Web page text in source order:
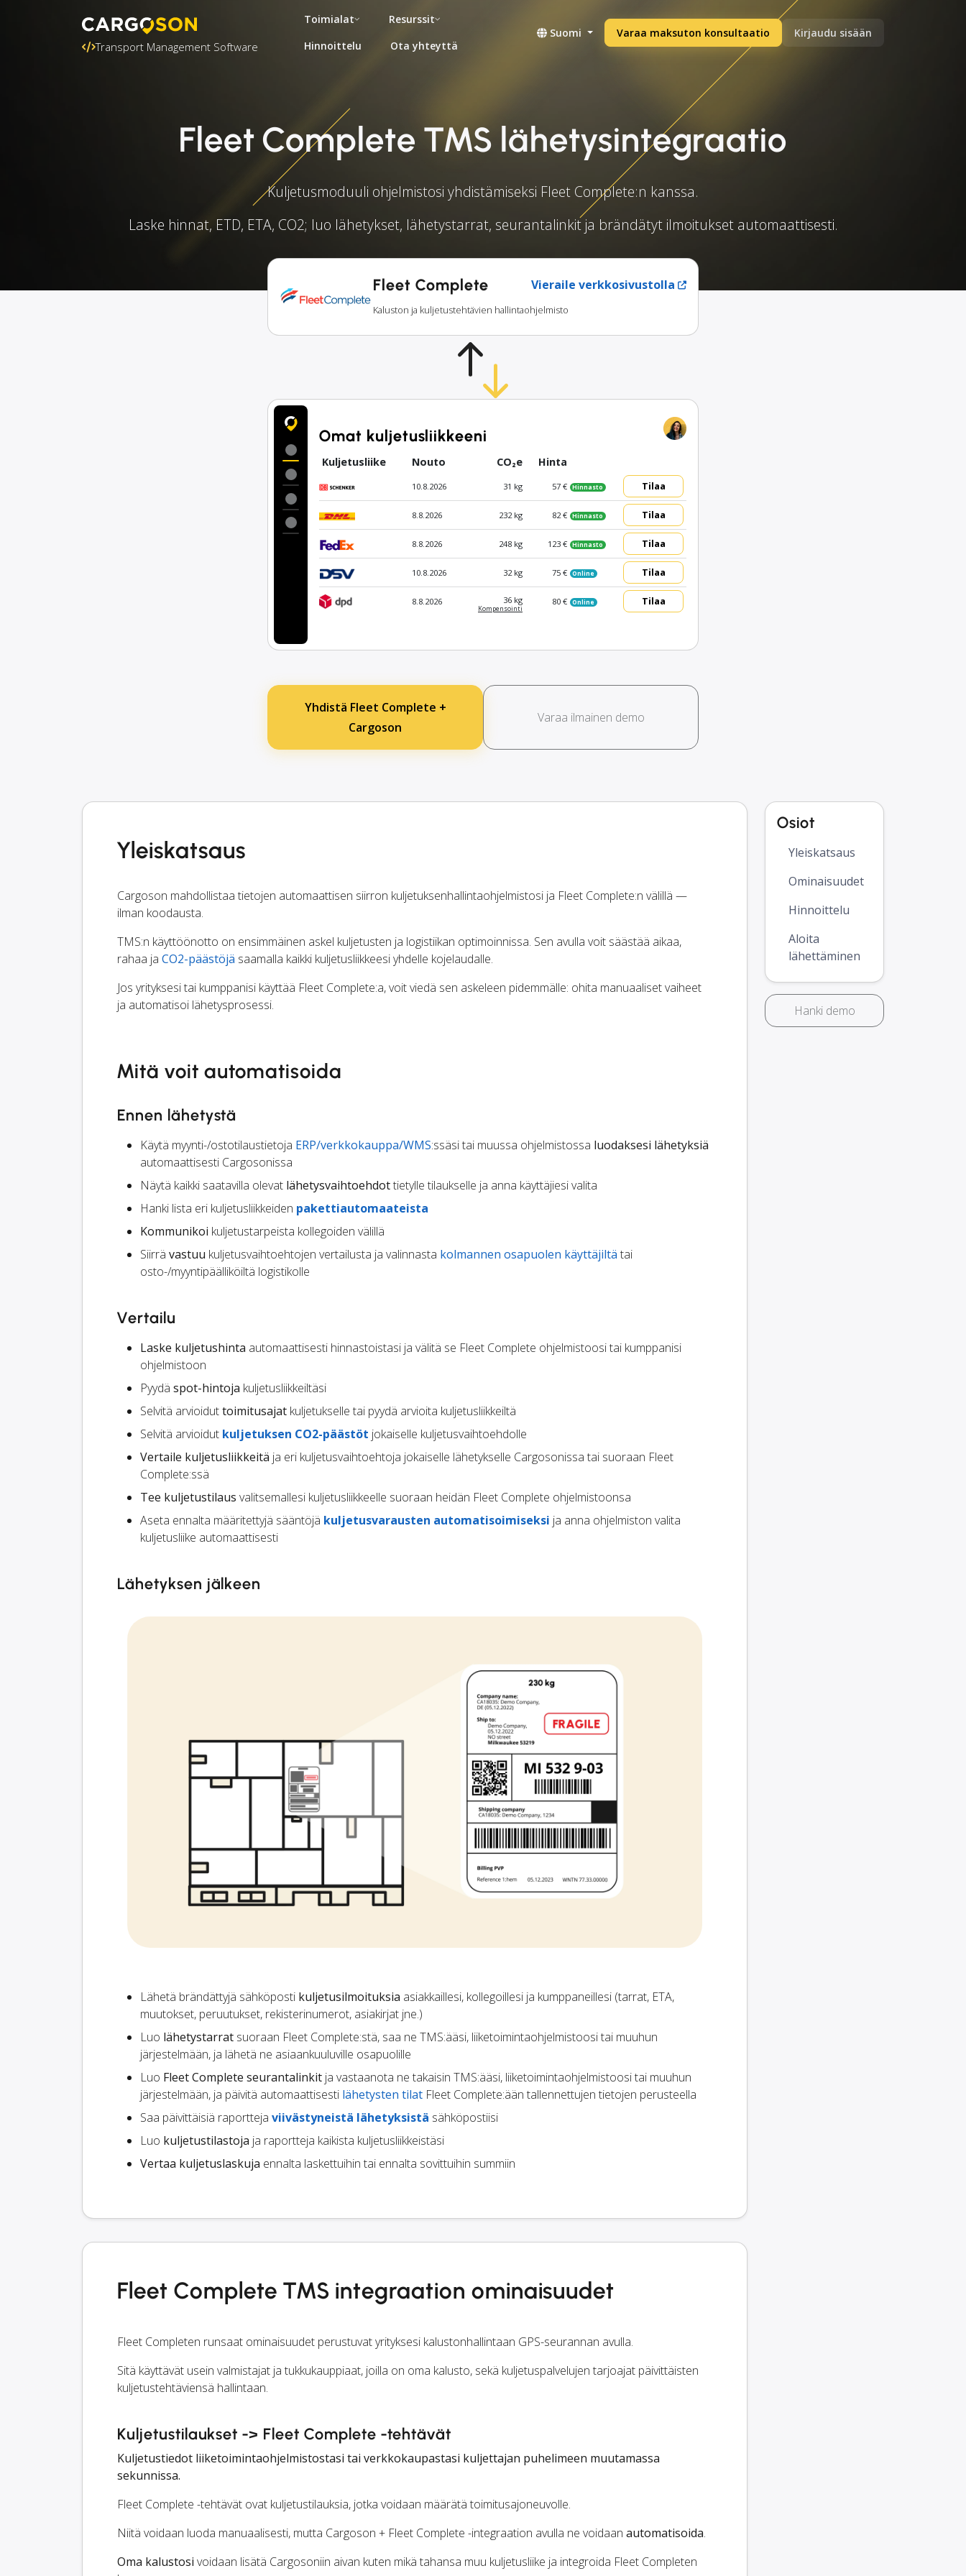
Transport Management Software
Toimialat
Resurssit
Hinnoittelu
Ota yhteyttä
Suomi Varaa maksuton konsultaatio Kirjaudu sisään
Fleet Complete TMS lähetysintegraatio
Kuljetusmoduuli ohjelmistosi yhdistämiseksi Fleet Complete:n kanssa.
Laske hinnat, ETD, ETA, CO2; luo lähetykset, lähetystarrat, seurantalinkit ja brändätyt ilmoitukset automaattisesti.
Fleet Complete Vieraile verkkosivustolla
Kaluston ja kuljetustehtävien hallintaohjelmisto
Omat kuljetusliikkeeni
Kuljetusliike Nouto CO₂e Hinta
10.8.2026 31 kg 57 € Hinnasto Tilaa
8.8.2026 232 kg 82 € Hinnasto Tilaa
8.8.2026 248 kg 123 € Hinnasto Tilaa
10.8.2026 32 kg 75 € Online Tilaa
8.8.2026 36 kg
Kompen­sointi
80 € Online Tilaa
Yhdistä Fleet Complete +
Cargoson
Varaa ilmainen demo
Yleiskatsaus
Cargoson mahdollistaa tietojen automaattisen siirron kuljetuksenhallintaohjelmistosi ja Fleet Complete:n välillä —
ilman koodausta.
TMS:n käyttöönotto on ensimmäinen askel kuljetusten ja logistiikan optimoinnissa. Sen avulla voit säästää aikaa,
rahaa ja CO2-päästöjä saamalla kaikki kuljetusliikkeesi yhdelle kojelaudalle.
Jos yrityksesi tai kumppanisi käyttää Fleet Complete:a, voit viedä sen askeleen pidemmälle: ohita manuaaliset vaiheet
ja automatisoi lähetysprosessi.
Mitä voit automatisoida
Ennen lähetystä
Käytä myynti-/ostotilaustietoja ERP/verkkokauppa/WMS:ssäsi tai muussa ohjelmistossa luodaksesi lähetyksiä
automaattisesti Cargosonissa
Näytä kaikki saatavilla olevat lähetysvaihtoehdottietylle tilaukselle ja anna käyttäjiesi valita
Hanki lista eri kuljetusliikkeiden pakettiautomaateista
Kommunikoi kuljetustarpeista kollegoiden välillä
Siirrä vastuu kuljetusvaihtoehtojen vertailusta ja valinnasta kolmannen osapuolen käyttäjiltä tai
osto-/myyntipäälliköiltä logistikolle
Vertailu
Laske kuljetushinta automaattisesti hinnastoistasi ja välitä se Fleet Complete ohjelmistoosi tai kumppanisi
ohjelmistoon
Pyydä spot-hintoja kuljetusliikkeiltäsi
Selvitä arvioiduttoimitusajat kuljetukselle tai pyydä arvioita kuljetusliikkeiltä
Selvitä arvioidut kuljetuksen CO2-päästöt jokaiselle kuljetusvaihtoehdolle
Vertaile kuljetusliikkeitä ja eri kuljetusvaihtoehtoja jokaiselle lähetykselle Cargosonissa tai suoraan Fleet
Complete:ssä
Tee kuljetustilaus valitsemallesi kuljetusliikkeelle suoraan heidän Fleet Complete ohjelmistoonsa
Aseta ennalta määritettyjä sääntöjä kuljetusvarausten automatisoimiseksi ja anna ohjelmiston valita
kuljetusliike automaattisesti
Lähetyksen jälkeen
Lähetä brändättyjä sähköposti kuljetusilmoituksia asiakkaillesi, kollegoillesi ja kumppaneillesi (tarrat, ETA,
muutokset, peruutukset, rekisterinumerot, asiakirjat jne.)
Luo lähetystarrat suoraan Fleet Complete:stä, saa ne TMS:ääsi, liiketoimintaohjelmistoosi tai muuhun
järjestelmään, ja lähetä ne asiaankuuluville osapuolille
Luo Fleet Complete seurantalinkit ja vastaanota ne takaisin TMS:ääsi, liiketoimintaohjelmistoosi tai muuhun
järjestelmään, ja päivitä automaattisesti lähetysten tilat Fleet Complete:ään tallennettujen tietojen perusteella
Saa päivittäisiä raportteja viivästyneistä lähetyksistä sähköpostiisi
Luo kuljetustilastoja ja raportteja kaikista kuljetusliikkeistäsi
Vertaa kuljetuslaskuja ennalta laskettuihin tai ennalta sovittuihin summiin
Fleet Complete TMS integraation ominaisuudet
Fleet Completen runsaat ominaisuudet perustuvat yrityksesi kalustonhallintaan GPS-seurannan avulla.
Sitä käyttävät usein valmistajat ja tukkukauppiaat, joilla on oma kalusto, sekä kuljetuspalvelujen tarjoajat päivittäisten
kuljetustehtäviensä hallintaan.
Kuljetustilaukset -> Fleet Complete -tehtävät
Kuljetustiedot liiketoimintaohjelmistostasi tai verkkokaupastasi kuljettajan puhelimeen muutamassa
sekunnissa.
Fleet Complete -tehtävät ovat kuljetustilauksia, jotka voidaan määrätä toimitusajoneuvolle.
Niitä voidaan luoda manuaalisesti, mutta Cargoson + Fleet Complete -integraation avulla ne voidaan automatisoida.
Oma kalustosi voidaan lisätä Cargosoniin aivan kuten mikä tahansa muu kuljetusliike ja integroida Fleet Completen
Osiot
Yleiskatsaus
Ominaisuudet
Hinnoittelu
Aloita
lähettäminen
Hanki demo